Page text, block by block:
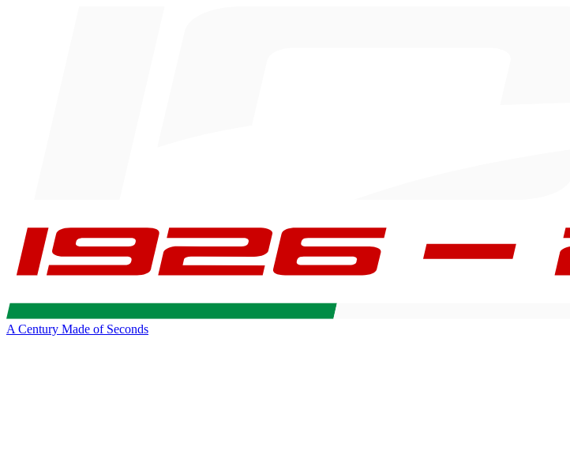
A Century Made of Seconds